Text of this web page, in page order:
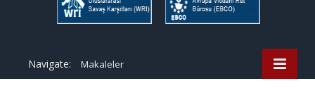
Navigate: Makaleler